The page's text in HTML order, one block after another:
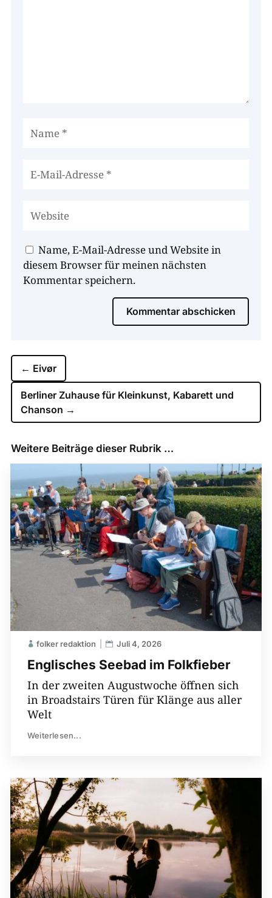
Name, E-Mail-Adresse und Website in
diesem Browser für meinen nächsten
Kommentar speichern.
Kommentar abschicken
← Eivør
Berliner Zuhause für Kleinkunst, Kabarett und
Chanson →
Weitere Beiträge dieser Rubrik …
Englisches Seebad im Folkfieber
folker redaktion Juli 4, 2026
In der zweiten Augustwoche öffnen sich
in Broadstairs Türen für Klänge aus aller
Welt
Weiterlesen...